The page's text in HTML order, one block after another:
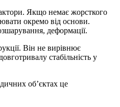
Якщо немає жорсткого
окремо від основи.
деформації.
Він не вирівнює
стабільність у
об’єктах це